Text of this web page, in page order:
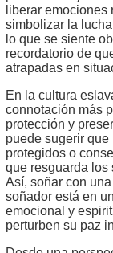
liberar
simbolizar la
lo que se siente
recordatorio de
atrapadas en
En la cultura
connotación más
protección y
puede sugerir
protegidos o
que resguarda los
Así, soñar con una
soñador está en
emocional y
perturben su paz